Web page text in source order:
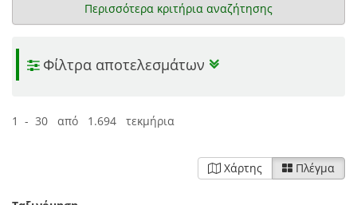
Περισσότερα κριτήρια αναζήτησης
Φίλτρα αποτελεσμάτων
1 - 30 από 1.694 τεκμήρια
Χάρτης Πλέγμα